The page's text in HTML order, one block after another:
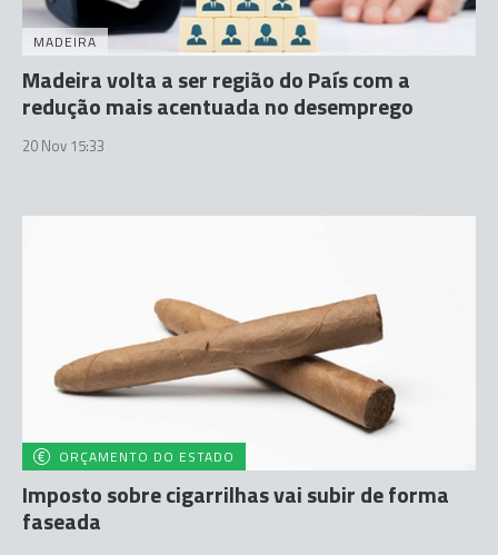
MADEIRA
Madeira volta a ser região do País com a
redução mais acentuada no desemprego
20 Nov 15:33
ORÇAMENTO DO ESTADO
Imposto sobre cigarrilhas vai subir de forma
faseada